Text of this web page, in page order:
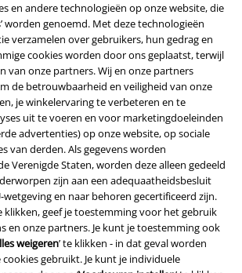
en andere technologieën op onze website, die
worden genoemd. Met deze technologieën
verzamelen over gebruikers, hun gedrag en
cookies worden door ons geplaatst, terwijl
van onze partners. Wij en onze partners
de betrouwbaarheid en veiligheid van onze
je winkelervaring te verbeteren en te
uit te voeren en voor marketingdoeleinden
advertenties) op onze website, op sociale
van derden. Als gegevens worden
Verenigde Staten, worden deze alleen gedeeld
zijn aan een adequaatheidsbesluit
wetgeving en naar behoren gecertificeerd zijn.
klikken, geef je toestemming voor het gebruik
en onze partners. Je kunt je toestemming ook
weigeren’ te klikken - in dat geval worden
gebruikt. Je kunt je individuele
Beveiliging